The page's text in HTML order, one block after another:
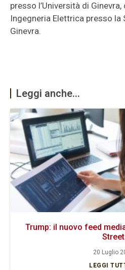
presso l’Università di
Ingegneria Elettrica presso la
Ginevra.
Leggi anche...
Trump: il nuovo feed
Street
20 Luglio
LEGGI